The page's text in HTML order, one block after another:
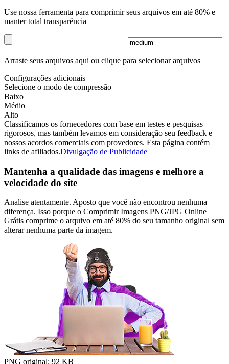
Use nossa ferramenta para comprimir seus arquivos em até 80% e
manter total transparência
Arraste seus arquivos aqui ou clique para selecionar arquivos
Configurações adicionais
Selecione o modo de compressão
Baixo
Médio
Alto
Classificamos os fornecedores com base em testes e pesquisas
rigorosos, mas também levamos em consideração seu feedback e
nossos acordos comerciais com provedores. Esta página contém
links de afiliados.Divulgação de Publicidade
Mantenha a qualidade das imagens e melhore a
velocidade do site
Analise atentamente. Aposto que você não encontrou nenhuma
diferença. Isso porque o Comprimir Imagens PNG/JPG Online
Grátis comprime o arquivo em até 80% do seu tamanho original sem
alterar nenhuma parte da imagem.
PNG original: 92 KB